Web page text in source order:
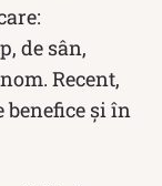
de sân,
Recent,
benefice și în